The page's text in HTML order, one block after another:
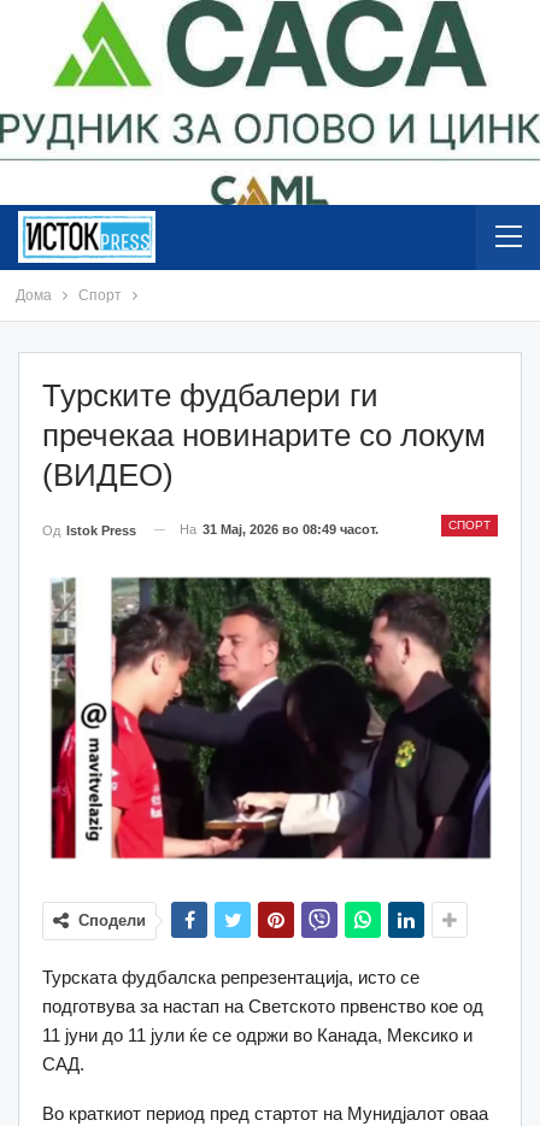
Дома Спорт
Турските фудбалери ги
пречекаа новинарите со локум
(ВИДЕО)
СПОРТ
Од Istok Press На 31 Мај, 2026 во 08:49 часот.
Сподели
Турската фудбалска репрезентација, исто се
подготвува за настап на Светското првенство кое од
11 јуни до 11 јули ќе се одржи во Канада, Мексико и
САД.
Во краткиот период пред стартот на Мунидјалот оваа